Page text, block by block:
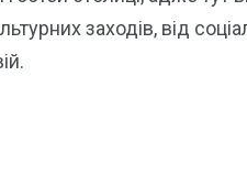
заходів, від